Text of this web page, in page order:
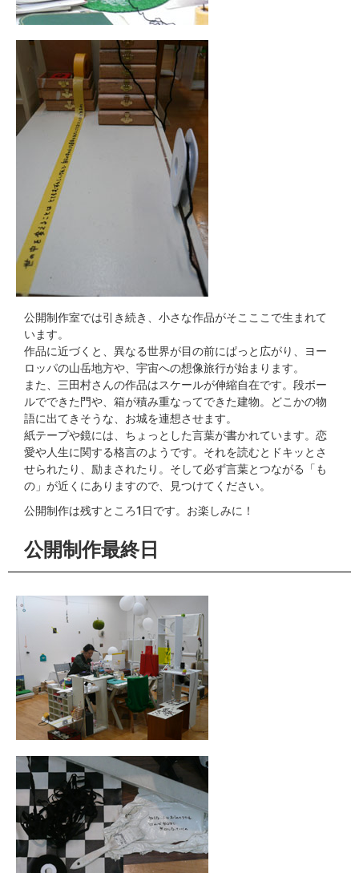
公開制作室では引き続き、小さな作品がそこここで生まれて
います。
作品に近づくと、異なる世界が目の前にぱっと広がり、ヨー
ロッパの山岳地方や、宇宙への想像旅行が始まります。
また、三田村さんの作品はスケールが伸縮自在です。段ボー
ルでできた門や、箱が積み重なってできた建物。どこかの物
語に出てきそうな、お城を連想させます。
紙テープや鏡には、ちょっとした言葉が書かれています。恋
愛や人生に関する格言のようです。それを読むとドキッとさ
せられたり、励まされたり。そして必ず言葉とつながる「も
の」が近くにありますので、見つけてください。
公開制作は残すところ1日です。お楽しみに！
公開制作最終日